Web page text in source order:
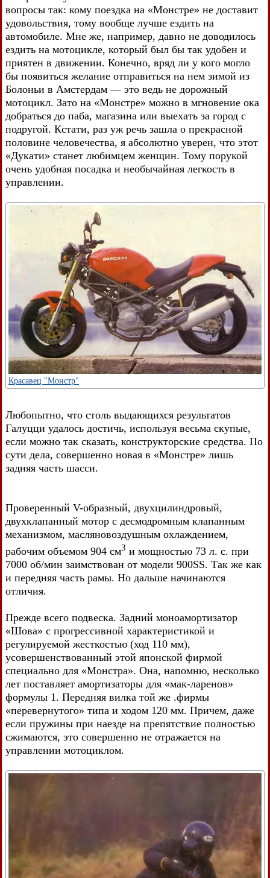
вопросы так: кому поездка на «Монстре» не доставит
удовольствия, тому вообще лучше ездить на
автомобиле. Мне же, например, давно не доводилось
ездить на мотоцикле, который был бы так удобен и
приятен в движении. Конечно, вряд ли у кого могло
бы появиться желание отправиться на нем зимой из
Болоньи в Амстердам — это ведь не дорожный
мотоцикл. Зато на «Монстре» можно в мгновение ока
добраться до паба, магазина или выехать за город с
подругой. Кстати, раз уж речь зашла о прекрасной
половине человечества, я абсолютно уверен, что этот
«Дукати» станет любимцем женщин. Тому порукой
очень удобная посадка и необычайная легкость в
управлении.
Красавец "Монстр"
Любопытно, что столь выдающихся результатов
Галуцци удалось достичь, используя весьма скупые,
если можно так сказать, конструкторские средства. По
сути дела, совершенно новая в «Монстре» лишь
задняя часть шасси.
Проверенный V-образный, двухцилиндровый,
двухклапанный мотор с десмодромным клапанным
механизмом, масляновоздушным охлаждением,
рабочим объемом 904 см3 и мощностью 73 л. с. при
7000 об/мин заимствован от модели 900SS. Так же как
и передняя часть рамы. Но дальше начинаются
отличия.
Прежде всего подвеска. Задний моноамортизатор
«Шова» с прогрессивной характеристикой и
регулируемой жесткостью (ход 110 мм),
усовершенствованный этой японской фирмой
специально для «Монстра». Она, напомню, несколько
лет поставляет амортизаторы для «мак-ларенов»
формулы 1. Передняя вилка той же .фирмы
«перевернутого» типа и ходом 120 мм. Причем, даже
если пружины при наезде на препятствие полностью
сжимаются, это совершенно не отражается на
управлении мотоциклом.